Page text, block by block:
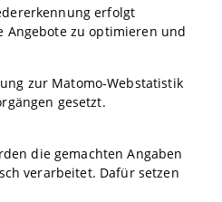
erfolgt
Angebote zu optimieren und
zur Matomo-Webstatistik
gesetzt.
die gemachten Angaben
verarbeitet. Dafür setzen